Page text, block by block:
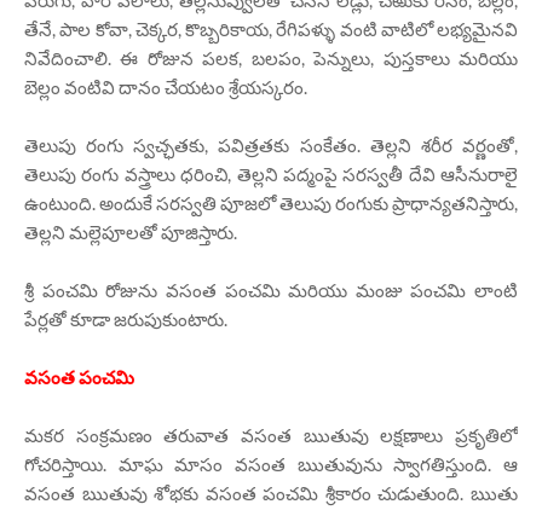
తేనే, పాల కోవా, చెక్కర, కొబ్బరికాయ, రేగిపళ్ళు వంటి వాటిలో లభ్యమైనవి
నివేదించాలి. ఈ రోజున పలక, బలపం, పెన్నులు, పుస్తకాలు మరియు
బెల్లం వంటివి దానం చేయటం శ్రేయస్కరం.
తెలుపు రంగు స్వచ్ఛతకు, పవిత్రతకు సంకేతం. తెల్లని శరీర వర్ణంతో,
తెలుపు రంగు వస్త్రాలు ధరించి, తెల్లని పద్మంపై సరస్వతీ దేవి ఆసీనురాలై
ఉంటుంది. అందుకే సరస్వతి పూజలో తెలుపు రంగుకు ప్రాధాన్యతనిస్తారు,
తెల్లని మల్లెపూలతో పూజిస్తారు.
శ్రీ పంచమి రోజును వసంత పంచమి మరియు మంజు పంచమి లాంటి
పేర్లతో కూడా జరుపుకుంటారు.
వసంత పంచమి
మకర సంక్రమణం తరువాత వసంత ఋతువు లక్షణాలు ప్రకృతిలో
గోచరిస్తాయి. మాఘ మాసం వసంత ఋతువును స్వాగతిస్తుంది. ఆ
వసంత ఋతువు శోభకు వసంత పంచమి శ్రీకారం చుడుతుంది. ఋతు